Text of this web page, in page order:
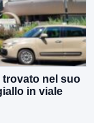
trovato nel suo
in viale